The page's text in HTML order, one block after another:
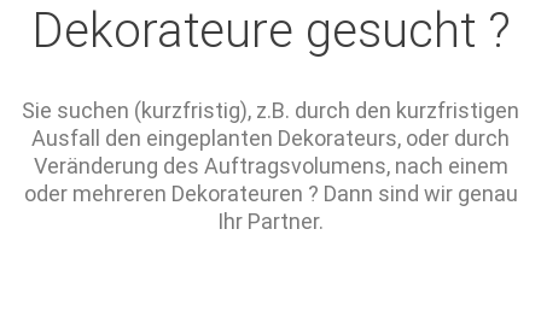
Dekorateure gesucht ?
Sie suchen (kurzfristig), z.B. durch den kurzfristigen
Ausfall den eingeplanten Dekorateurs, oder durch
Veränderung des Auftragsvolumens, nach einem
oder mehreren Dekorateuren ? Dann sind wir genau
Ihr Partner.